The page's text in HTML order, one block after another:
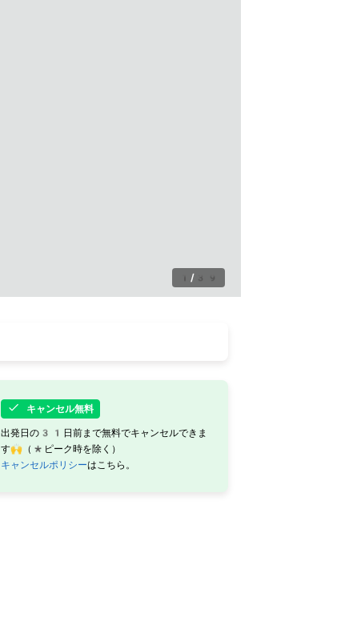
1 / 39
キャンセル無料
出発日の31日前まで無料でキャンセルできま
す🙌（*ピーク時を除く）
キャンセルポリシーはこちら。